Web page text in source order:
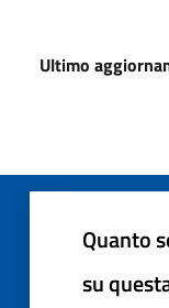
Ultimo
Quanto
su